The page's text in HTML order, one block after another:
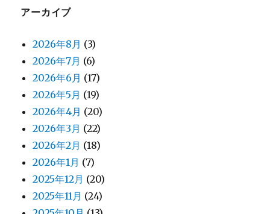
アーカイブ
2026年8月 (3)
2026年7月 (6)
2026年6月 (17)
2026年5月 (19)
2026年4月 (20)
2026年3月 (22)
2026年2月 (18)
2026年1月 (7)
2025年12月 (20)
2025年11月 (24)